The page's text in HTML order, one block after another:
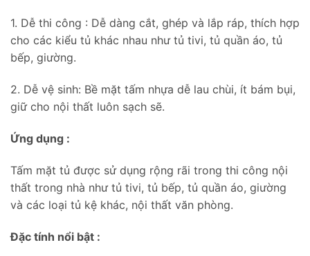
1. Dễ thi công : Dễ dàng cắt, ghép và lắp ráp, thích hợp
cho các kiểu tủ khác nhau như tủ tivi, tủ quần áo, tủ
bếp, giường.
2. Dễ vệ sinh: Bề mặt tấm nhựa dễ lau chùi, ít bám bụi,
giữ cho nội thất luôn sạch sẽ.
Ứng dụng :
Tấm mặt tủ được sử dụng rộng rãi trong thi công nội
thất trong nhà như tủ tivi, tủ bếp, tủ quần áo, giường
và các loại tủ kệ khác, nội thất văn phòng.
Đặc tính nổi bật :